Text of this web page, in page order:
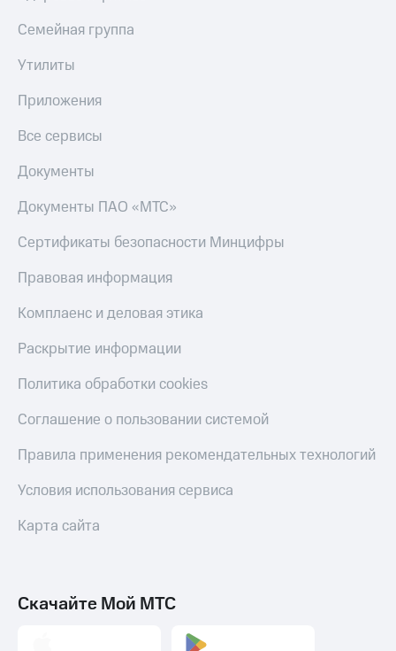
Семейная группа
Утилиты
Приложения
Все сервисы
Документы
Документы ПАО «МТС»
Сертификаты безопасности Минцифры
Правовая информация
Комплаенс и деловая этика
Раскрытие информации
Политика обработки cookies
Соглашение о пользовании системой
Правила применения рекомендательных технологий
Условия использования сервиса
Карта сайта
Скачайте Мой МТС